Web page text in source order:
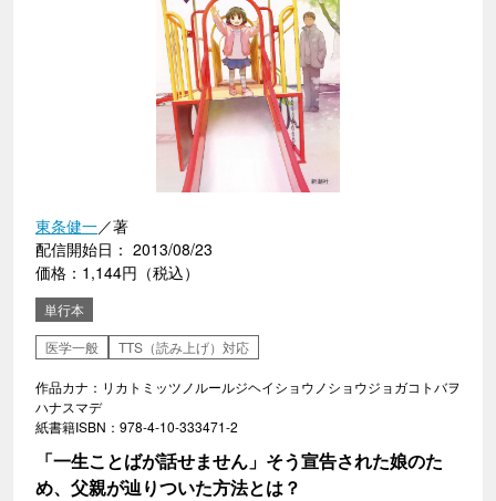
東条健一／著
配信開始日： 2013/08/23
価格：1,144円（税込）
単行本
医学一般
TTS（読み上げ）対応
作品カナ：リカトミッツノルールジヘイショウノショウジョガコトバヲ
ハナスマデ
紙書籍ISBN：978-4-10-333471-2
「一生ことばが話せません」そう宣告された娘のた
め、父親が辿りついた方法とは？